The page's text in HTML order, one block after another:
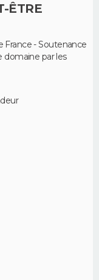
ÊTRE
France - Soutenance
par les